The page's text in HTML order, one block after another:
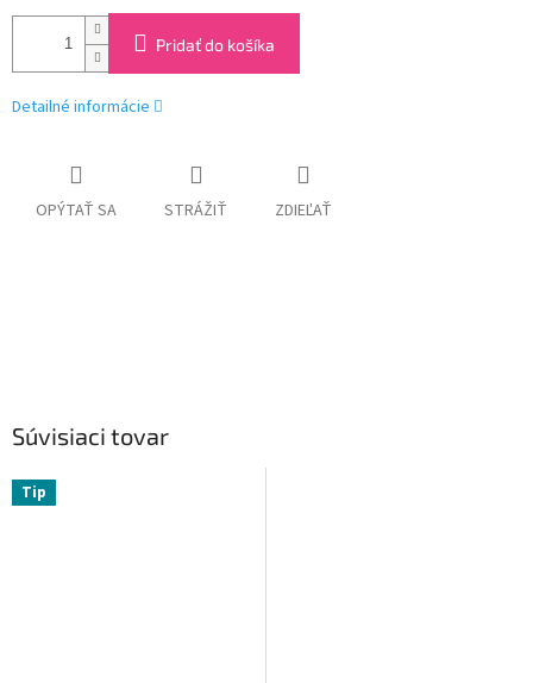
Pridať do košíka
Detailné informácie
OPÝTAŤ SA STRÁŽIŤ ZDIEĽAŤ
Súvisiaci tovar
Tip